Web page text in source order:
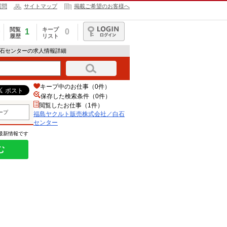
問 サイトマップ 掲載ご希望のお客様へ
閲覧
履歴
1
キープ
リスト
0
ログイン
センターの求人情報詳細
プ
新情報です
キープ中のお仕事（0件）
保存した検索条件（0件）
閲覧したお仕事（1件）
福島ヤクルト販売株式会社／白石
センター